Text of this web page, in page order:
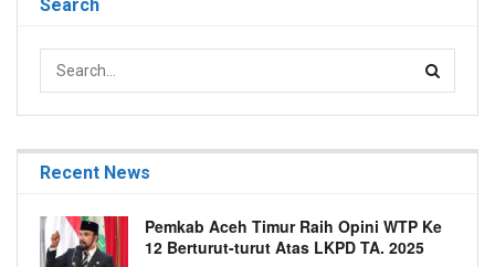
Search
Recent News
Pemkab Aceh Timur Raih Opini WTP Ke
12 Berturut-turut Atas LKPD TA. 2025